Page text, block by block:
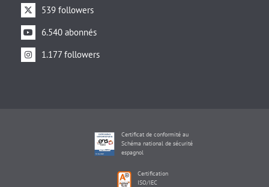
539 followers
6.540 abonnés
1.177 followers
Certificat de conformité au
Schéma national de sécurité
espagnol
Certification
ISO/IEC